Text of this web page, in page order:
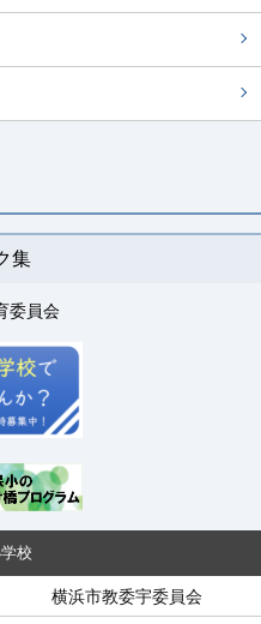
集
委員会
校
横浜市教委宇委員会